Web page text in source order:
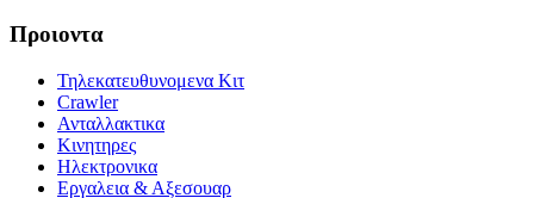
Προιοντα
Τηλεκατευθυνομενα Κιτ
Crawler
Ανταλλακτικα
Κινητηρες
Ηλεκτρονικα
Εργαλεια & Αξεσουαρ